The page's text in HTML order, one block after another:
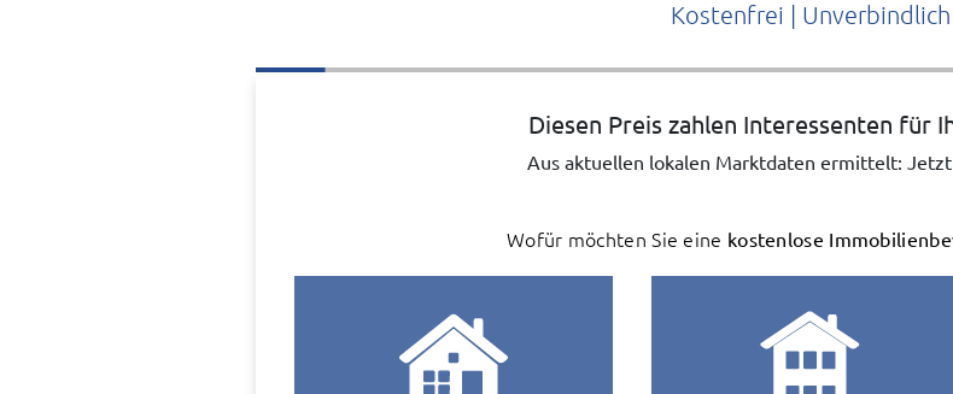
Kostenfrei | Unverbindlich
Diesen Preis zahlen Interessenten für
Aus aktuellen lokalen Marktdaten ermittelt:
Wofür möchten Sie eine kostenlose